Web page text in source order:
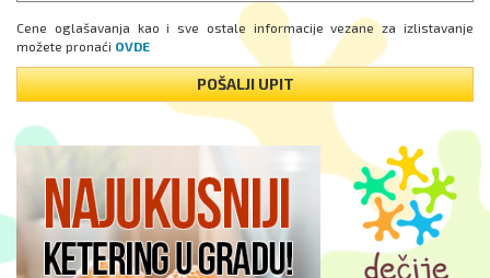
Cene oglašavanja kao i sve ostale informacije vezane za izlistavanje
možete pronaći OVDE
POŠALJI UPIT